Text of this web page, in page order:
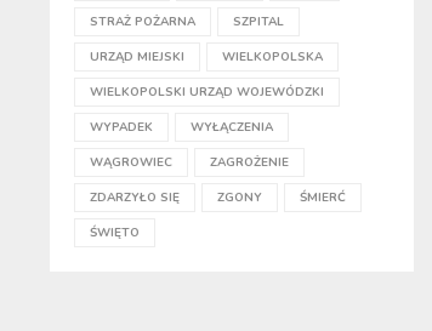
STRAŻ POŻARNA SZPITAL
URZĄD MIEJSKI WIELKOPOLSKA
WIELKOPOLSKI URZĄD WOJEWÓDZKI
WYPADEK WYŁĄCZENIA
WĄGROWIEC ZAGROŻENIE
ZDARZYŁO SIĘ ZGONY ŚMIERĆ
ŚWIĘTO